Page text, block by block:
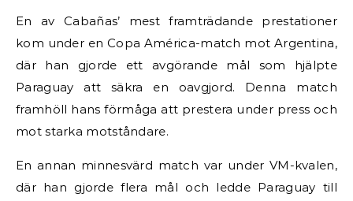
En av Cabañas’ mest framträdande prestationer
kom under en Copa América-match mot Argentina,
där han gjorde ett avgörande mål som hjälpte
Paraguay att säkra en oavgjord. Denna match
framhöll hans förmåga att prestera under press och
mot starka motståndare.
En annan minnesvärd match var under VM-kvalen,
där han gjorde flera mål och ledde Paraguay till